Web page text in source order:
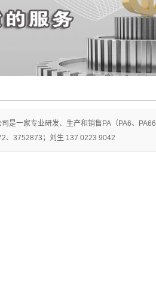
是一家专业研发、生产和销售PA（PA6、
、3752873；刘生 137 0223 9042